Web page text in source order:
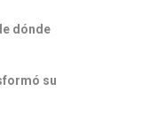
dónde
su